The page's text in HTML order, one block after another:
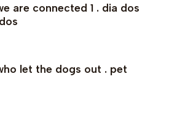
are connected 1 . dia dos
let the dogs out . pet